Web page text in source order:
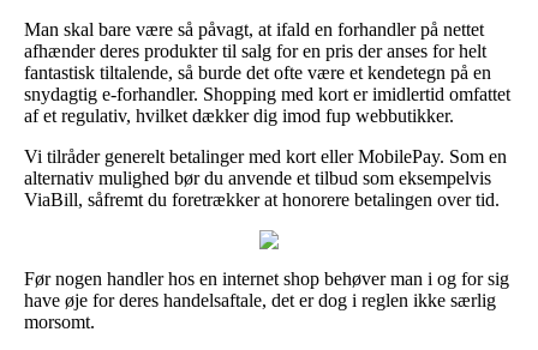
Man skal bare være så påvagt, at ifald en forhandler på nettet
afhænder deres produkter til salg for en pris der anses for helt
fantastisk tiltalende, så burde det ofte være et kendetegn på en
snydagtig e-forhandler. Shopping med kort er imidlertid omfattet
af et regulativ, hvilket dækker dig imod fup webbutikker.
Vi tilråder generelt betalinger med kort eller MobilePay. Som en
alternativ mulighed bør du anvende et tilbud som eksempelvis
ViaBill, såfremt du foretrækker at honorere betalingen over tid.
Før nogen handler hos en internet shop behøver man i og for sig
have øje for deres handelsaftale, det er dog i reglen ikke særlig
morsomt.